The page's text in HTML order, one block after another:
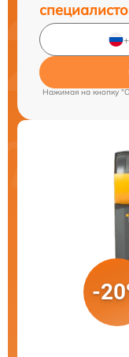
Нажимая на кнопку
-